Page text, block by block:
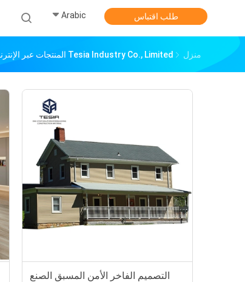
Arabic طلب اقتباس
منزل Tesia Industry Co., Limited المنتجات عبر الإنترنت
التصميم الفاخر الأمن المسبق الصنع